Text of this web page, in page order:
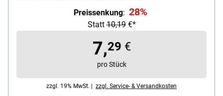
zuschneidbar, max. Ablösezeitraum: 21 Tage,
Eigenschaften: antistatisch / UV-beständig,
Trägermaterial: Krepp-Papier, Stärke: 0,114 mm,
Rollenmaße (B/L): 1,21 m / 27,4 m (33,4 m²), Farbe:
blau transparent, Lieferumfang: 1 Rolle
Malerabdeckfolie mit Klebeband im
Kunststoffspender (Nachfüllrollen separat erhältlich)
Preissenkung: 28%
Statt10,19€*
7,29 €
pro Stück
zzgl. 19% MwSt. | zzgl. Service- & Versandkosten